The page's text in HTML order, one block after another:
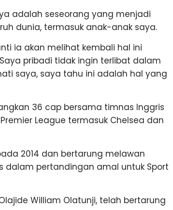
adalah seseorang yang menjadi
dunia, termasuk anak-anak saya.
ia akan melihat kembali hal ini
pribadi tidak ingin terlibat dalam
saya, saya tahu ini adalah hal yang
36 cap bersama timnas Inggris
League termasuk Chelsea dan
2014 dan bertarung melawan
dalam pertandingan amal untuk Sport
William Olatunji, telah bertarung